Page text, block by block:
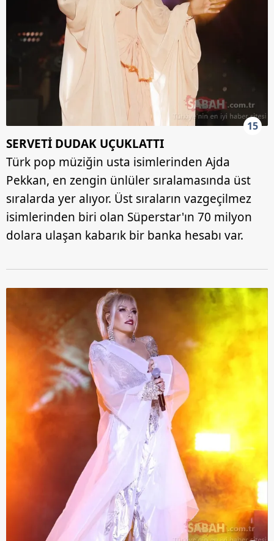
15
SERVETİ DUDAK UÇUKLATTI
Türk pop müziğin usta isimlerinden Ajda
Pekkan, en zengin ünlüler sıralamasında üst
sıralarda yer alıyor. Üst sıraların vazgeçilmez
isimlerinden biri olan Süperstar'ın 70 milyon
dolara ulaşan kabarık bir banka hesabı var.